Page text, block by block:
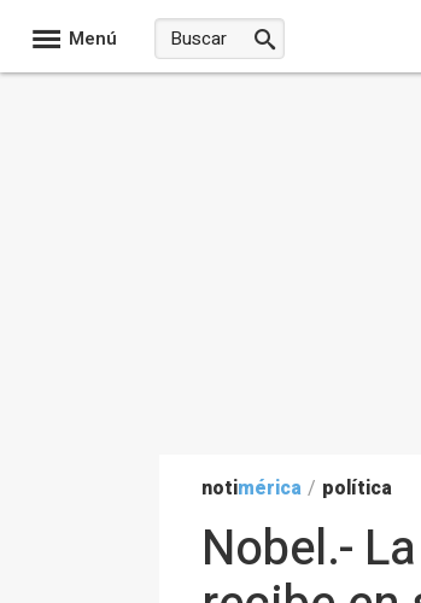
Menú
notimérica / política
Nobel.-